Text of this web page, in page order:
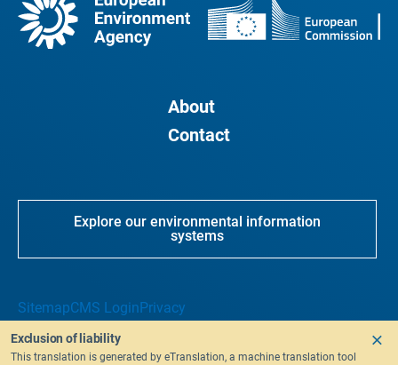
About
Contact
Explore our environmental information
systems
SitemapCMS Login Privacy
Exclusion of liability
This translation is generated by eTranslation, a machine translation tool